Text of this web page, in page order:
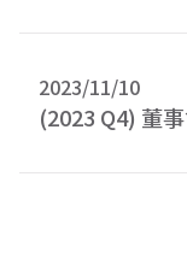
2023/11/10
(2023 Q4) 董